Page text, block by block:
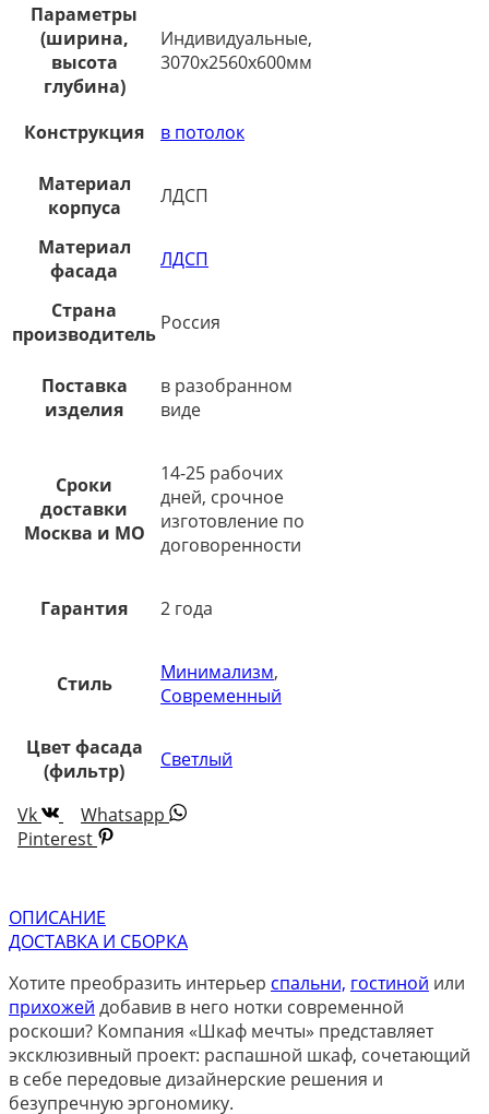
Параметры
(ширина,
высота
глубина)
Индивидуальные,
3070х2560х600мм
Конструкция в потолок
Материал
корпуса
ЛДСП
Материал
фасада
ЛДСП
Страна
производитель Россия
Поставка
изделия
в разобранном
виде
Сроки
доставки
Москва и МО
14-25 рабочих
дней, срочное
изготовление по
договоренности
Гарантия 2 года
Стиль Минимализм,
Современный
Цвет фасада
(фильтр)
Светлый
Vk
Whatsapp
Pinterest
ОПИСАНИЕ
ДОСТАВКА И СБОРКА
Хотите преобразить интерьер спальни, гостиной или
прихожей добавив в него нотки современной
роскоши? Компания «Шкаф мечты» представляет
эксклюзивный проект: распашной шкаф, сочетающий
в себе передовые дизайнерские решения и
безупречную эргономику.